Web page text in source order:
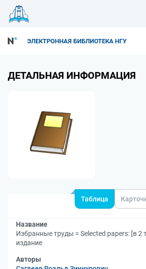
ЭЛЕКТРОННАЯ БИБЛИОТЕКА НГУ
ДЕТАЛЬНАЯ ИНФОРМАЦИЯ
Таблица
Название
Избранные труды = Selected papers: [в
издание
Авторы